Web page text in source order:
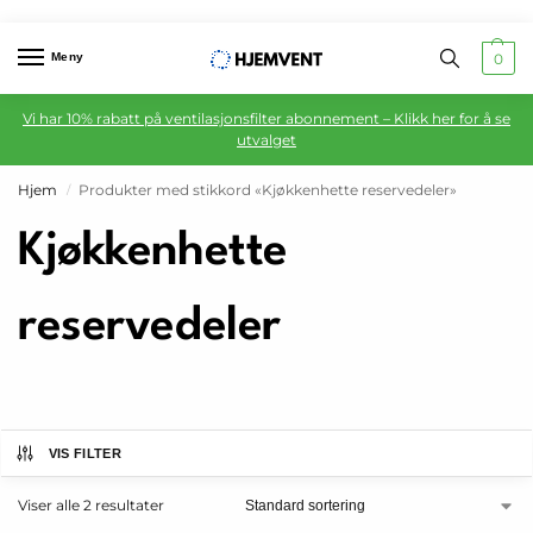
Meny 0
Vi har 10% rabatt på ventilasjonsfilter abonnement – Klikk her for å se
utvalget
Hjem / Produkter med stikkord «Kjøkkenhette reservedeler»
Kjøkkenhette
reservedeler
VIS FILTER
Viser alle 2 resultater